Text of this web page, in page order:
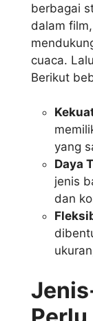
berbagai
dalam
cuaca.
Berikut
yang
Daya
jenis
dan